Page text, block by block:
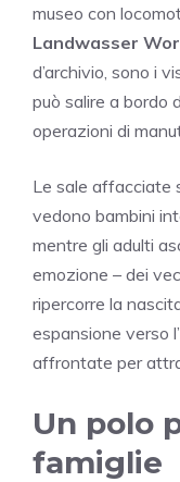
museo con
Landwasser
d’archivio, sono i
può salire a bordo
operazioni di
Le sale affacciate
vedono bambini
mentre gli adulti
emozione – dei
ripercorre la
espansione verso
affrontate per
Un polo
famiglie